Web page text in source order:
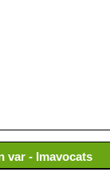
var - Imavocats